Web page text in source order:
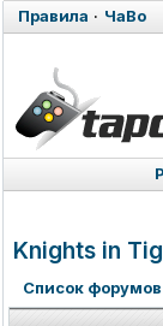
Правила · ЧаВо
Knights in
Список